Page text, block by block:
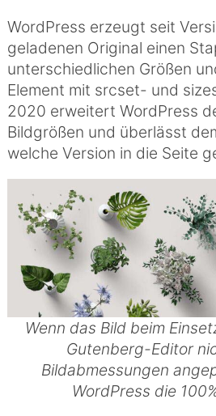
WordPress erzeugt seit
geladenen Original einen
unterschiedlichen Größen
Element mit srcset- und
2020 erweitert WordPress
Bildgrößen und überlässt
welche Version in die Seite
Wenn das Bild beim
Gutenberg-Editor
Bildabmessungen
WordPress die